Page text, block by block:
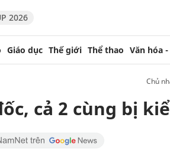
2026
Giáo dục Thế giới Thể thao Văn hóa
chủ
cả 2 cùng bị